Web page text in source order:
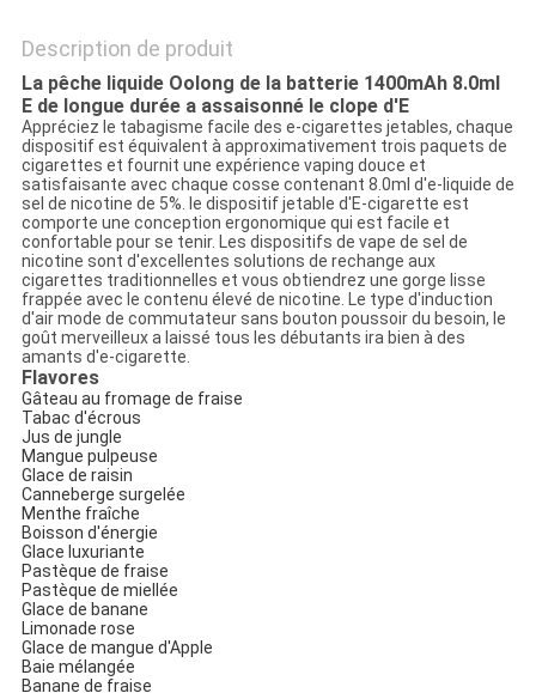
Description de produit
La pêche liquide Oolong de la batterie 1400mAh 8.0ml
E de longue durée a assaisonné le clope d'E
Appréciez le tabagisme facile des e-cigarettes jetables, chaque
dispositif est équivalent à approximativement trois paquets de
cigarettes et fournit une expérience vaping douce et
satisfaisante avec chaque cosse contenant 8.0ml d'e-liquide de
sel de nicotine de 5%. le dispositif jetable d'E-cigarette est
comporte une conception ergonomique qui est facile et
confortable pour se tenir. Les dispositifs de vape de sel de
nicotine sont d'excellentes solutions de rechange aux
cigarettes traditionnelles et vous obtiendrez une gorge lisse
frappée avec le contenu élevé de nicotine. Le type d'induction
d'air mode de commutateur sans bouton poussoir du besoin, le
goût merveilleux a laissé tous les débutants ira bien à des
amants d'e-cigarette.
Flavores
Gâteau au fromage de fraise
Tabac d'écrous
Jus de jungle
Mangue pulpeuse
Glace de raisin
Canneberge surgelée
Menthe fraîche
Boisson d'énergie
Glace luxuriante
Pastèque de fraise
Pastèque de miellée
Glace de banane
Limonade rose
Glace de mangue d'Apple
Baie mélangée
Banane de fraise